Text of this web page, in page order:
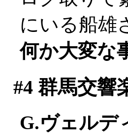
にいる船雄
何か大変な
#4群馬交響
G.ヴェルデ